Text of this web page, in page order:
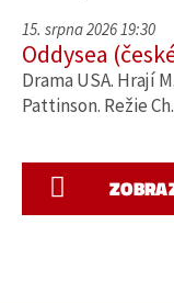
15. srpna 2026 19:30
Oddysea
Drama USA. Hrají
Pattinson. Režie